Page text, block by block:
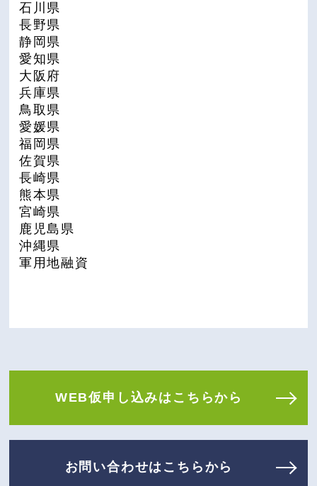
石川県
長野県
静岡県
愛知県
大阪府
兵庫県
鳥取県
愛媛県
福岡県
佐賀県
長崎県
熊本県
宮崎県
鹿児島県
沖縄県
軍用地融資
WEB仮申し込みはこちらから
お問い合わせはこちらから